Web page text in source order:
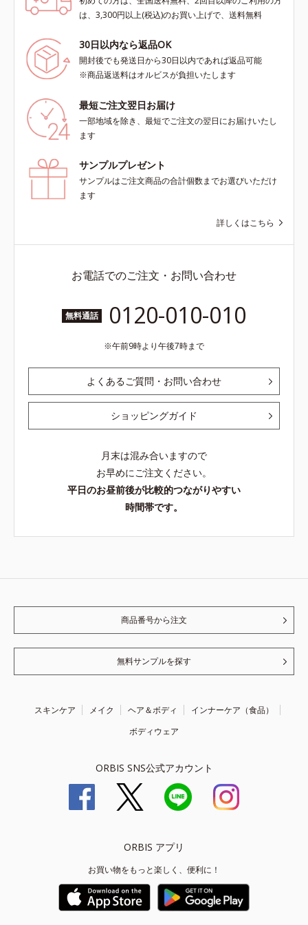
は、3,300円以上(税込)のお買い上げで、送料無料
30日以内なら返品OK
開封後でも発送日から30日以内であれば返品可能
※商品返送料はオルビスが負担いたします
最短ご注文翌日お届け
一部地域を除き、最短でご注文の翌日にお届けいたし
ます
サンプルプレゼント
サンプルはご注文商品の合計個数までお選びいただけ
ます
詳しくはこちら
お電話でのご注文・お問い合わせ
無料通話 0120-010-010
午前9時より午後7時まで
よくあるご質問・お問い合わせ
ショッピングガイド
月末は混み合いますので
お早めにご注文ください。
平日のお昼前後が比較的つながりやすい
時間帯です。
商品番号から注文
無料サンプルを探す
スキンケア メイク ヘア＆ボディ
インナーケア（食品）
ボディウェア
ORBIS SNS公式アカウント
ORBIS アプリ
お買い物をもっと楽しく、便利に！